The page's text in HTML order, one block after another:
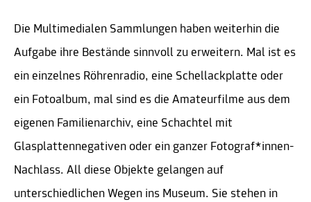
Die Multimedialen Sammlungen haben weiterhin die
Aufgabe ihre Bestände sinnvoll zu erweitern. Mal ist es
ein einzelnes Röhrenradio, eine Schellackplatte oder
ein Fotoalbum, mal sind es die Amateurfilme aus dem
eigenen Familienarchiv, eine Schachtel mit
Glasplattennegativen oder ein ganzer Fotograf*innen-
Nachlass. All diese Objekte gelangen auf
unterschiedlichen Wegen ins Museum. Sie stehen in